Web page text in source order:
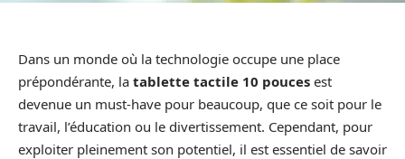
Dans un monde où la technologie occupe une place
prépondérante, la tablette tactile 10 pouces est
devenue un must-have pour beaucoup, que ce soit pour le
travail, l’éducation ou le divertissement. Cependant, pour
exploiter pleinement son potentiel, il est essentiel de savoir